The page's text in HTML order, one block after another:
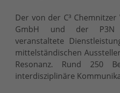
Der von der C³
GmbH und der P3N
veranstaltete
mittelständischen
Resonanz. Rund 250
interdisziplinäre